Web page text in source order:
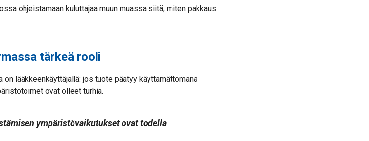
ohjeistamaan kuluttajaa muun muassa siitä, miten pakkaus
tärkeä rooli
lääkkeenkäyttäjällä: jos tuote päätyy käyttämättömänä
ovat olleet turhia.
ympäristövaikutukset ovat todella